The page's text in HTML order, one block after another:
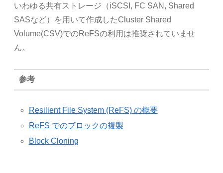
いわゆる共有ストレージ（iSCSI, FC SAN, Shared
SASなど）を用いて作成したCluster Shared
Volume(CSV)でのReFSの利用は推奨されていませ
ん。
参考
Resilient File System (ReFS) の概要
ReFS でのブロックの複製
Block Cloning